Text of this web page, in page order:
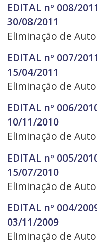
EDITAL nº 008/
30/08/2011
Eliminação de
EDITAL nº 007/
15/04/2011
Eliminação de
EDITAL nº 006/
10/11/2010
Eliminação de
EDITAL nº 005/
15/07/2010
Eliminação de
EDITAL nº 004/
03/11/2009
Eliminação de